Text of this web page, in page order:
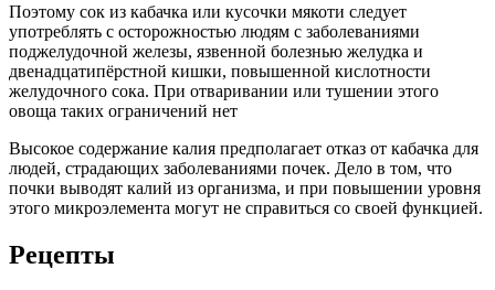
Поэтому сок из кабачка или кусочки мякоти следует
употреблять с осторожностью людям с заболеваниями
поджелудочной железы, язвенной болезнью желудка и
двенадцатипёрстной кишки, повышенной кислотности
желудочного сока. При отваривании или тушении этого
овоща таких ограничений нет
Высокое содержание калия предполагает отказ от кабачка для
людей, страдающих заболеваниями почек. Дело в том, что
почки выводят калий из организма, и при повышении уровня
этого микроэлемента могут не справиться со своей функцией.
Рецепты